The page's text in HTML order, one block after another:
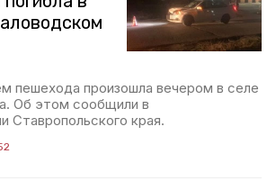
пешехода произошла вечером в селе
Об этом сообщили в
Ставропольского края.